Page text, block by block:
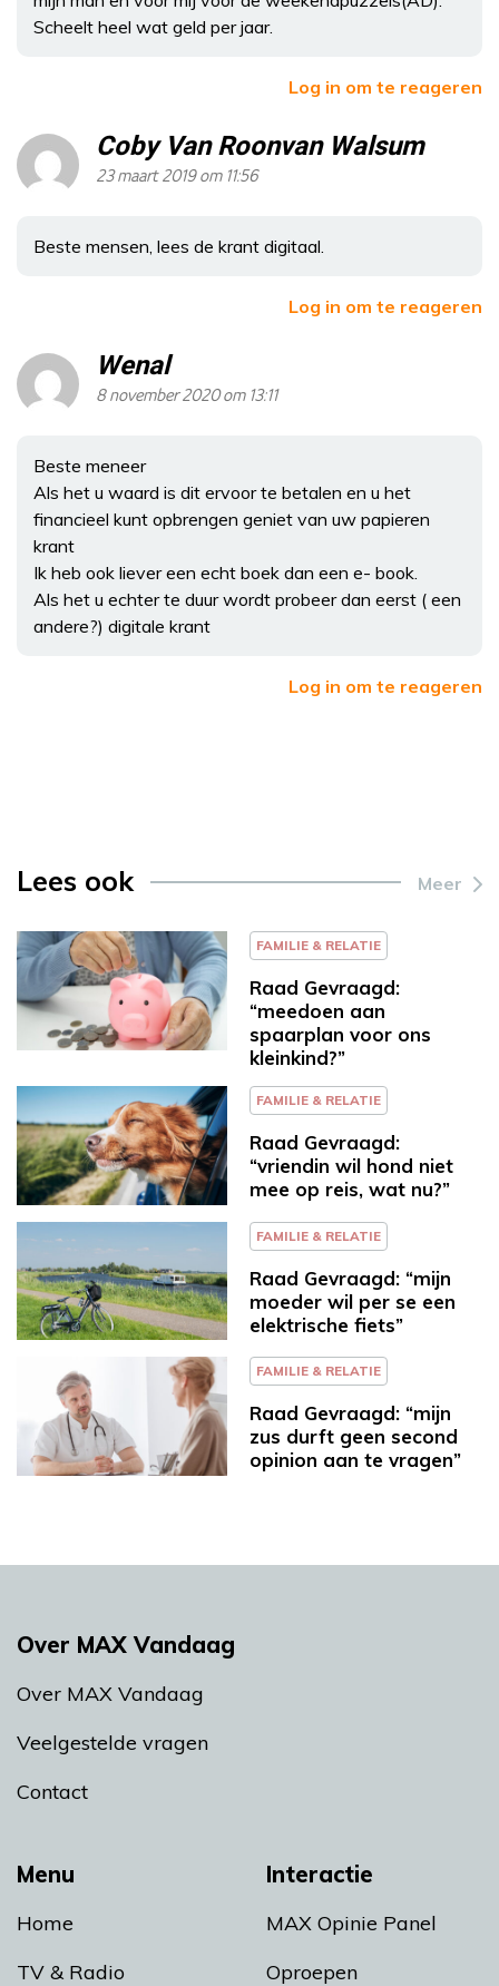
Scheelt heel wat geld per jaar.
Log in om te reageren
Coby Van Roonvan Walsum
23 maart 2019 om 11:56
Beste mensen, lees de krant digitaal.
Log in om te reageren
Wenal
8 november 2020 om 13:11
Beste meneer
Als het u waard is dit ervoor te betalen en u het
financieel kunt opbrengen geniet van uw papieren
krant
Ik heb ook liever een echt boek dan een e- book.
Als het u echter te duur wordt probeer dan eerst ( een
andere?) digitale krant
Log in om te reageren
Lees ook Meer
FAMILIE & RELATIE
Raad Gevraagd:
“meedoen aan
spaarplan voor ons
kleinkind?”
FAMILIE & RELATIE
Raad Gevraagd:
“vriendin wil hond niet
mee op reis, wat nu?”
FAMILIE & RELATIE
Raad Gevraagd: “mijn
moeder wil per se een
elektrische fiets”
FAMILIE & RELATIE
Raad Gevraagd: “mijn
zus durft geen second
opinion aan te vragen”
Menu
Home
TV & Radio
Interactie
MAX Opinie Panel
Oproepen
Over MAX Vandaag
Over MAX Vandaag
Veelgestelde vragen
Contact